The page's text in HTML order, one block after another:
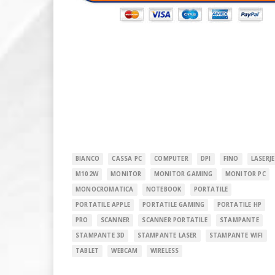
BIANCO CASSA PC COMPUTER DPI FINO
M102W
MONITOR MONITOR GAMING
MONITOR PC
MONOCROMATICA
NOTEBOOK
PORTATILE
PORTATILE APPLE
PORTATILE GAMING
PORTATILE HP
PRO
SCANNER SCANNER PORTATILE
STAMPANTE
STAMPANTE 3D
STAMPANTE LASER
STAMPANTE WIFI
TABLET
WEBCAM WIRELESS